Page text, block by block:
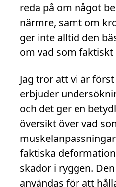
reda på om något
närmre, samt om
ger inte alltid den
om vad som faktiskt
Jag tror att vi är
erbjuder
och det ger en
översikt över vad
faktiska
skador i ryggen.
användas för att